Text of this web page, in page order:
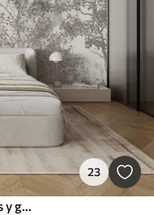
23
Árboles con hojas y ramas marrones y grises con pájaros volando en el cielo, fondo blanco